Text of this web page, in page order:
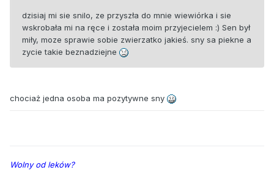
dzisiaj mi sie snilo, ze przyszła do mnie wiewiórka i sie
wskrobała mi na ręce i została moim przyjecielem :) Sen był
miły, moze sprawie sobie zwierzatko jakieś. sny sa piekne a
zycie takie beznadziejne
chociaż jedna osoba ma pozytywne sny
Wolny od leków?